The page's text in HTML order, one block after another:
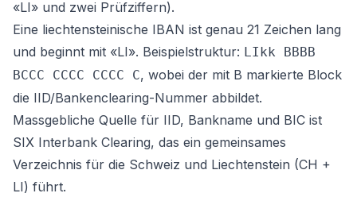
«LI» und zwei Prüfziffern).
Eine liechtensteinische IBAN ist genau 21 Zeichen lang
und beginnt mit «LI». Beispielstruktur: LIkk BBBB
BCCC CCCC CCCC C, wobei der mit B markierte Block
die IID/Bankenclearing-Nummer abbildet.
Massgebliche Quelle für IID, Bankname und BIC ist
SIX Interbank Clearing, das ein gemeinsames
Verzeichnis für die Schweiz und Liechtenstein (CH +
LI) führt.